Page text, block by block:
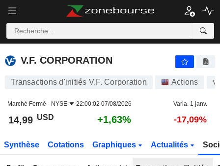
V.F. CORPORATION
V.F. CORPORATION
Transactions d'initiés V.F. Corporation Actions
Marché Fermé - NYSE 22:00:02 07/08/2026 Varia. 1 janv.
14,99 USD +1,63% -17,09%
Synthèse Cotations Graphiques Actualités